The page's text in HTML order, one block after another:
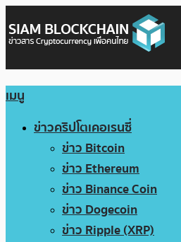
เมนู
ข่าวคริปโตเคอเรนซี่
ข่าว Bitcoin
ข่าว Ethereum
ข่าว Binance Coin
ข่าว Dogecoin
ข่าว Ripple (XRP)